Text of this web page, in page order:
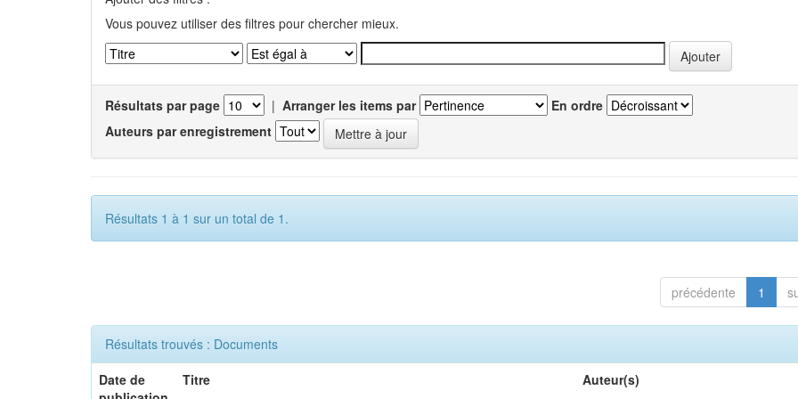
Vous pouvez utiliser des filtres pour chercher mieux.
Résultats par page | Arranger les items par
En ordre
Auteurs par enregistrement
Résultats 1 à 1 sur un total de 1.
précédente 1
Résultats trouvés : Documents
Date de
Titre Auteur(s)